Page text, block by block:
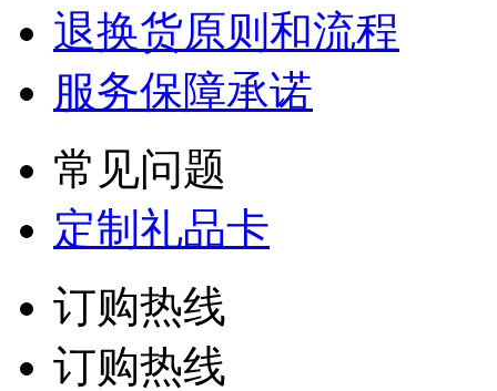
退换货原则和流程
服务保障承诺
常见问题
定制礼品卡
订购热线
订购热线